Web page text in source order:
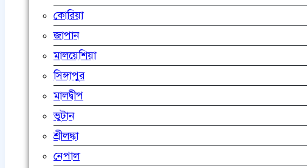
কোরিয়া
জাপান
মালয়েশিয়া
সিঙ্গাপুর
মালদ্বীপ
ভুটান
শ্রীলঙ্কা
নেপাল